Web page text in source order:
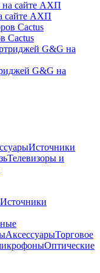
сайте АХП
Cactus
G&G на
Источники
Телевизоры и
Источники
АксессуарыТорговое
Оптические